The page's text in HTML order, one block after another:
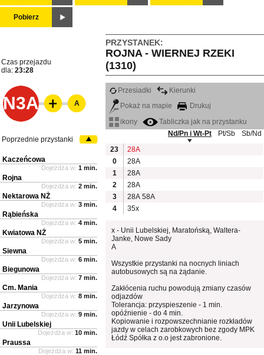
Pobierz
PRZYSTANEK:
ROJNA - WIERNEJ RZEKI
(1310)
Czas przejazdu
dla: 23:28
N3A
Przesiadki
Kierunki
Pokaż na mapie
Drukuj
ikony
Tabliczka jak na przystanku
Nd/Pn i Wt-Pt
Pt/Sb
Sb/Nd
23
28A
0
28A
1
28A
2
28A
3
28A 58A
4
35x
x - Unii Lubelskiej, Maratońską, Waltera-
Janke, Nowe Sady
A
Wszystkie przystanki na nocnych liniach
autobusowych są na żądanie.
Zakłócenia ruchu powodują zmiany czasów
odjazdów
Tolerancja: przyspieszenie - 1 min.
opóźnienie - do 4 min.
Kopiowanie i rozpowszechnianie rozkładów
jazdy w celach zarobkowych bez zgody MPK
Łódź Spółka z o.o jest zabronione.
A
Poprzednie przystanki
Kaczeńcowa
Dojeżdża w: 1 min.
Rojna
Dojeżdża w: 2 min.
Nektarowa NŻ
Dojeżdża w: 3 min.
Rąbieńska
Dojeżdża w: 4 min.
Kwiatowa NŻ
Dojeżdża w: 5 min.
Siewna
Dojeżdża w: 6 min.
Biegunowa
Dojeżdża w: 7 min.
Cm. Mania
Dojeżdża w: 8 min.
Jarzynowa
Dojeżdża w: 9 min.
Unii Lubelskiej
Dojeżdża w: 10 min.
Praussa
Dojeżdża w: 11 min.